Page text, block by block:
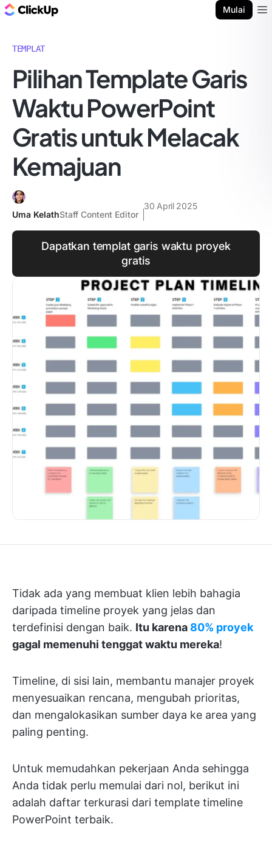
Mulai
TEMPLAT
Pilihan Template Garis
Waktu PowerPoint
Gratis untuk Melacak
Kemajuan
Uma KelathStaff Content Editor
30 April 2025
Dapatkan templat garis waktu proyek
gratis
Tidak ada yang membuat klien lebih bahagia
daripada timeline proyek yang jelas dan
terdefinisi dengan baik. Itu karena 80% proyek
gagal memenuhi tenggat waktu mereka!
Timeline, di sisi lain, membantu manajer proyek
menyesuaikan rencana, mengubah prioritas,
dan mengalokasikan sumber daya ke area yang
paling penting.
Untuk memudahkan pekerjaan Anda sehingga
Anda tidak perlu memulai dari nol, berikut ini
adalah daftar terkurasi dari template timeline
PowerPoint terbaik.